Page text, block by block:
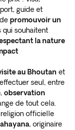
guide et
promouvoir un
qui souhaitent
la nature
au Bhoutan et
seul, entre
, observation
de tout cela.
officielle
, originaire